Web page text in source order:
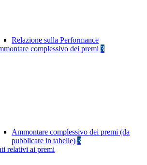
Relazione sulla Performance
complessivo dei premi 3
Ammontare complessivo dei premi (da
pubblicare in tabelle) 3
relativi ai premi